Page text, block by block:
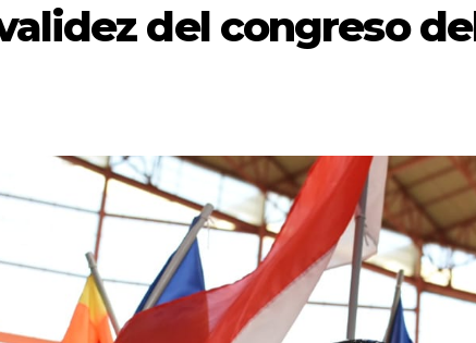
del congreso